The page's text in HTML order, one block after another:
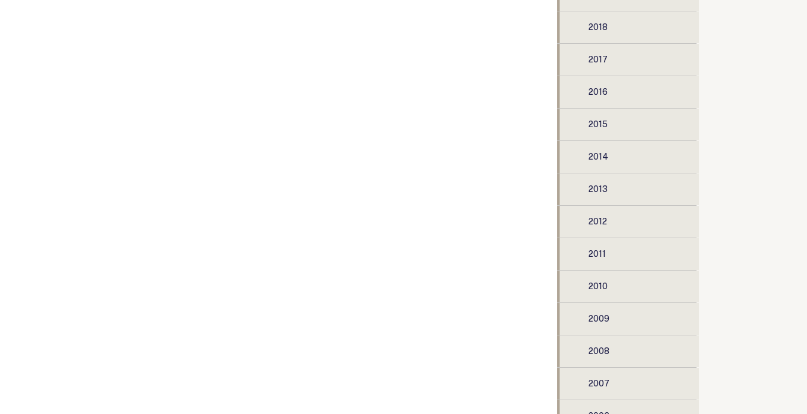
2018
2017
2016
2015
2014
2013
2012
2011
2010
2009
2008
2007